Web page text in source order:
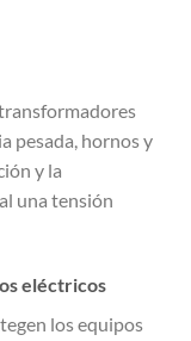
pesada, hornos y
y la
una tensión
eléctricos
los equipos